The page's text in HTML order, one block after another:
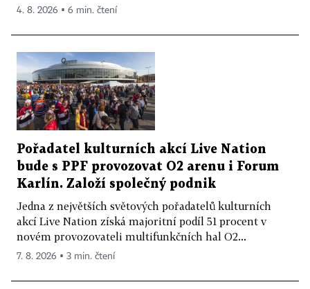
4. 8. 2026 ▪ 6 min. čtení
Pořadatel kulturních akcí Live Nation
bude s PPF provozovat O2 arenu i Forum
Karlín. Založí společný podnik
Jedna z největších světových pořadatelů kulturních
akcí Live Nation získá majoritní podíl 51 procent v
novém provozovateli multifunkčních hal O2...
7. 8. 2026 ▪ 3 min. čtení